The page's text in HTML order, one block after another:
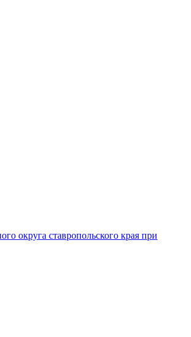
округа ставропольского края при